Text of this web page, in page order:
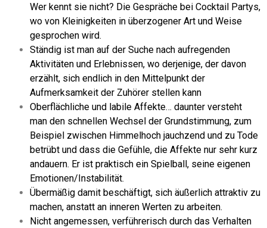
Wer kennt sie nicht? Die Gespräche bei Cocktail Partys,
wo von Kleinigkeiten in überzogener Art und Weise
gesprochen wird.
Ständig ist man auf der Suche nach aufregenden
Aktivitäten und Erlebnissen, wo derjenige, der davon
erzählt, sich endlich in den Mittelpunkt der
Aufmerksamkeit der Zuhörer stellen kann
Oberflächliche und labile Affekte… daunter versteht
man den schnellen Wechsel der Grundstimmung, zum
Beispiel zwischen Himmelhoch jauchzend und zu Tode
betrübt und dass die Gefühle, die Affekte nur sehr kurz
andauern. Er ist praktisch ein Spielball, seine eigenen
Emotionen/Instabilität.
Übermäßig damit beschäftigt, sich äußerlich attraktiv zu
machen, anstatt an inneren Werten zu arbeiten.
Nicht angemessen, verführerisch durch das Verhalten